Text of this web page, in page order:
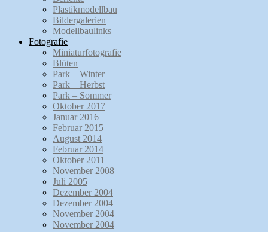
Plastikmodellbau
Bildergalerien
Modellbaulinks
Fotografie
Miniaturfotografie
Blüten
Park – Winter
Park – Herbst
Park – Sommer
Oktober 2017
Januar 2016
Februar 2015
August 2014
Februar 2014
Oktober 2011
November 2008
Juli 2005
Dezember 2004
Dezember 2004
November 2004
November 2004